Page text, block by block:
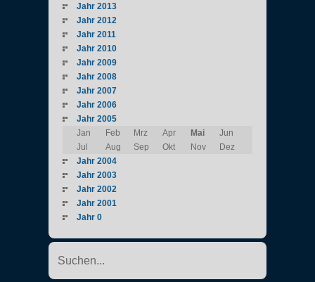
Jahr 2013
Jahr 2012
Jahr 2011
Jahr 2010
Jahr 2009
Jahr 2008
Jahr 2007
Jahr 2006
Jahr 2005
Jan
Feb Mrz Apr Mai
Jun
Jul
Aug Sep Okt Nov
Dez
Jahr 2004
Jahr 2003
Jahr 2002
Jahr 2001
Jahr 0